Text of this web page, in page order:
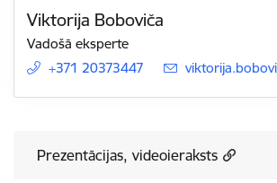
Viktorija Boboviča
Vadošā eksperte
+371 20373447
E-pasts:
Prezentācijas, videoieraksts